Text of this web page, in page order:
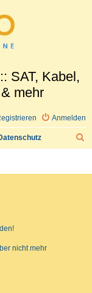
SAT, Kabel,
mehr
Anmelden
nicht mehr